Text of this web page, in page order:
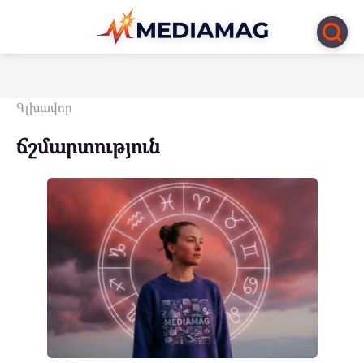
Перейти
контенту
Գլխավոր
ճշմարտություն